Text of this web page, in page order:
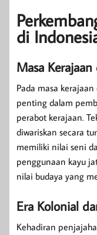
di
Masa
Pada masa
penting dalam
perabot kerajaan.
diwariskan secara
memiliki nilai seni
penggunaan kayu
nilai budaya yang
Era Kolonial
Kehadiran